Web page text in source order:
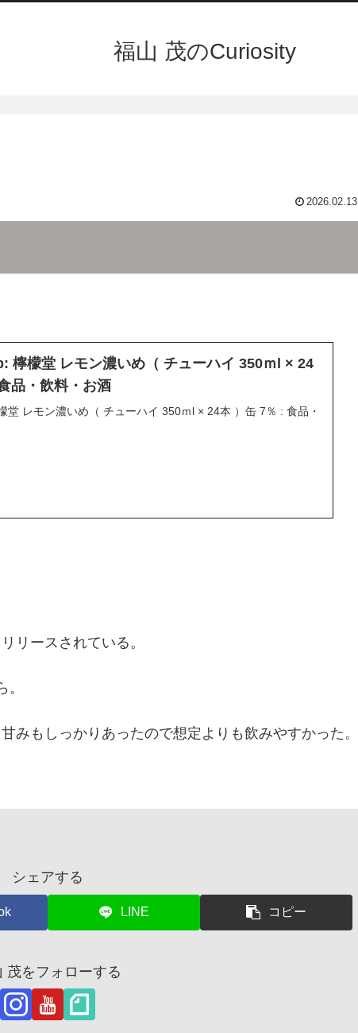
福山 茂のCuriosity
2026.02.13
檸檬堂 レモン濃いめ（ チューハイ 350ｍl × 24
品・飲料・お酒
堂 レモン濃いめ（ チューハイ 350ｍl × 24本 ）缶 7％ : 食品・
リースされている。
みもしっかりあったので想定よりも飲みやすかった。
シェアする
LINE コピー
茂をフォローする